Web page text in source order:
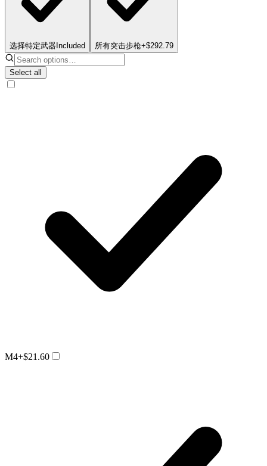
选择特定武器 Included 所有突击步枪+$292.79
Select all
M4+$21.60